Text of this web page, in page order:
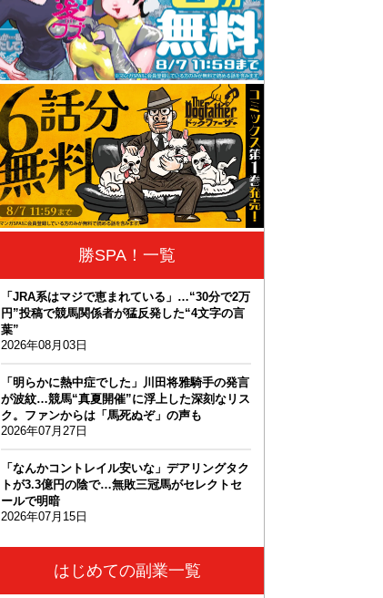
勝SPA！一覧
「JRA系はマジで恵まれている」…“30分で2万
円”投稿で競馬関係者が猛反発した“4文字の言
葉”
2026年08月03日
「明らかに熱中症でした」川田将雅騎手の発言
が波紋…競馬“真夏開催”に浮上した深刻なリス
ク。ファンからは「馬死ぬぞ」の声も
2026年07月27日
「なんかコントレイル安いな」デアリングタク
トが3.3億円の陰で…無敗三冠馬がセレクトセ
ールで明暗
2026年07月15日
はじめての副業一覧